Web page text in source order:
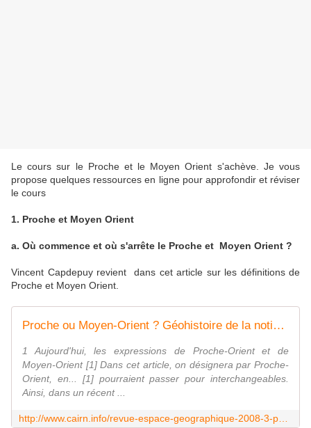
Le cours sur le Proche et le Moyen Orient s'achève. Je vous
propose quelques ressources en ligne pour approfondir et réviser
le cours
1. Proche et Moyen Orient
a. Où commence et où s'arrête le Proche et Moyen Orient ?
Vincent Capdepuy revient dans cet article sur les définitions de
Proche et Moyen Orient.
Proche ou Moyen-Orient ? Géohistoire de la notion de Middle East
1 Aujourd'hui, les expressions de Proche-Orient et de
Moyen-Orient [1] Dans cet article, on désignera par Proche-
Orient, en... [1] pourraient passer pour interchangeables.
Ainsi, dans un récent ...